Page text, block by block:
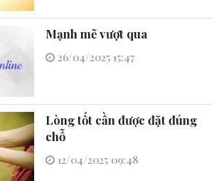
Mạnh mẽ vượt qua
26/04/2025 15:47
Lòng tốt cần được đặt đúng
chỗ
12/04/2025 09:48